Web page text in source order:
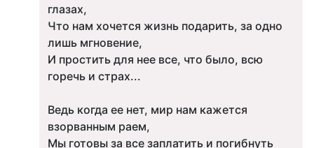
глазах,
Что нам хочется жизнь подарить, за одно
лишь мгновение,
И простить для нее все, что было, всю
горечь и страх...
Ведь когда ее нет, мир нам кажется
взорванным раем,
Мы готовы за все заплатить и погибнуть